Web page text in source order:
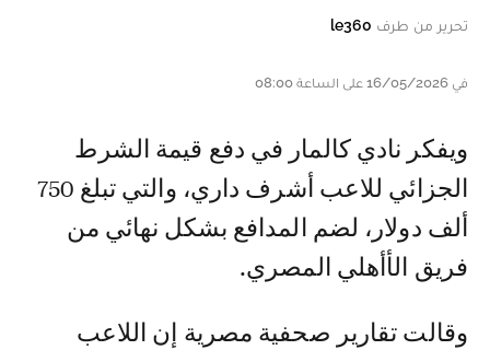
تحرير من طرف le360
في 16/05/2026 على الساعة 08:00
ويفكر نادي كالمار في دفع قيمة الشرط
الجزائي للاعب أشرف داري، والتي تبلغ 750
ألف دولار، لضم المدافع بشكل نهائي من
فريق الأأهلي المصري.
وقالت تقارير صحفية مصرية إن اللاعب